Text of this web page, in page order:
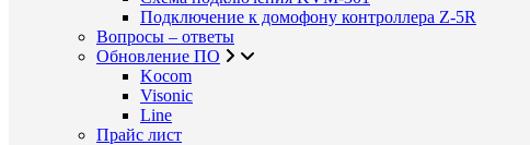
Подключение к домофону контроллера Z-5R
Вопросы – ответы
Обновление ПО
Kocom
Visonic
Line
Прайс лист